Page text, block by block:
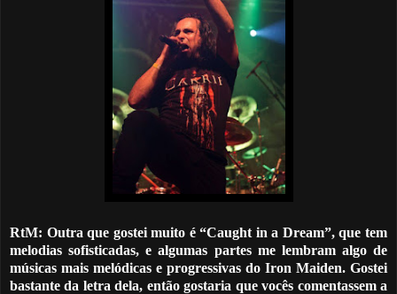
RtM: Outra que gostei muito é “Caught in a Dream”, que tem
melodias sofisticadas, e algumas partes me lembram algo de
músicas mais melódicas e progressivas do Iron Maiden. Gostei
bastante da letra dela, então gostaria que vocês comentassem a